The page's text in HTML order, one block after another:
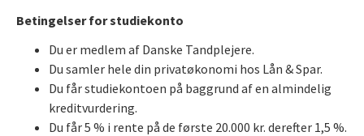
Betingelser for studiekonto
Du er medlem af Danske Tandplejere.
Du samler hele din privatøkonomi hos Lån & Spar.
Du får studiekontoen på baggrund af en almindelig
kreditvurdering.
Du får 5 % i rente på de første 20.000 kr. derefter 1,5 %.